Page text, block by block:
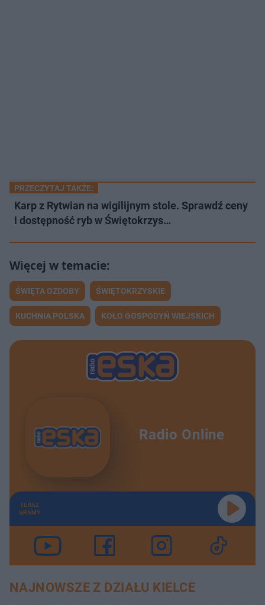
PRZECZYTAJ TAKŻE:
Karp z Rytwian na wigilijnym stole. Sprawdź ceny
i dostępność ryb w Świętokrzys…
ŚWIĘTA OZDOBY ŚWIĘTOKRZYSKIE
KUCHNIA POLSKA KOŁO GOSPODYŃ WIEJSKICH
Radio Online
TERAZ
GRAMY
NAJNOWSZE Z DZIAŁU KIELCE